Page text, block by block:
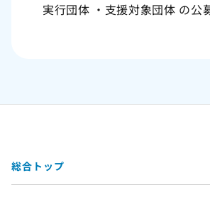
実行団体 ・支援対象団体 の公
総合トップ